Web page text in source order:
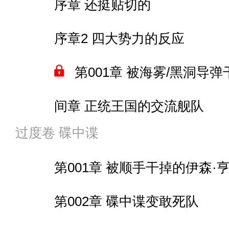
第055章 以退为进
056 逛街
057 潜入与暗杀
第058章 看电影
家中有事，停更两天
第017章 （恢复更新）八
第018章 履行承诺的泰山
间章 忍不住砍了
间章 “体面点自己走吧”
第019章 本剧主人公……
第006章 海雾高雄的请求
第007章 比人类更像‘人’
第008章 好久不见
第009章 理事会舰队对战海
序章 还挺贴切的
序章2 四大势力的反应
第001章 被海雾/黑洞导弹
间章 正统王国的交流舰队
第002章 四大势力联手对
第003章 玫瑰和蘑菇
第004章 五十米高大球的
过度卷 碟中谍
第001章 被顺手干掉的伊森·
第002章 碟中谍变敢死队